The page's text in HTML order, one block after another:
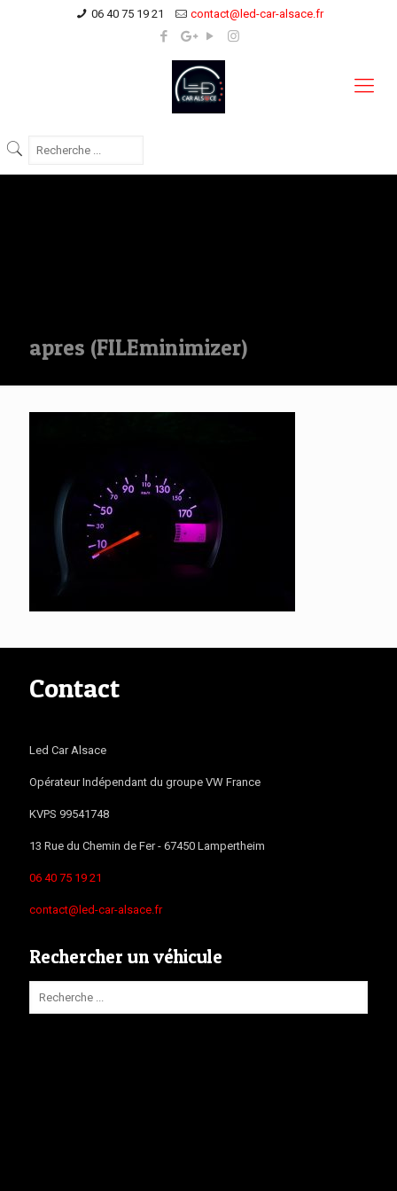
06 40 75 19 21 contact@led-car-alsace.fr
apres (FILEminimizer)
Contact
Led Car Alsace
Opérateur Indépendant du groupe VW France
KVPS 99541748
13 Rue du Chemin de Fer - 67450 Lampertheim
06 40 75 19 21
contact@led-car-alsace.fr
Rechercher un véhicule